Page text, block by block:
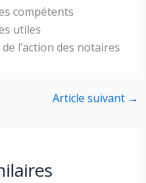
compétents
utiles
l’action des notaires
Article suivant →